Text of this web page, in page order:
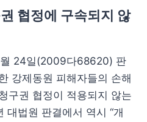
협정에 구속되지 않
24일(2009다68620) 판
강제동원 피해자들의 손해
구권 협정이 적용되지 않는
대법원 판결에서 역시 “개